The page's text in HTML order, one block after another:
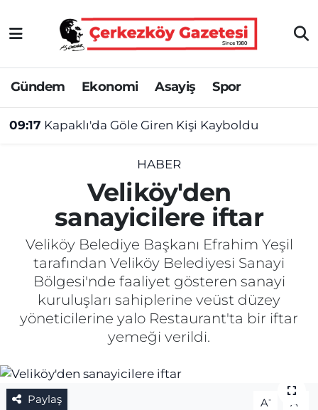
Gündem Ekonomi Asayiş Spor
09:17 Kapaklı'da Göle Giren Kişi Kayboldu
HABER
Veliköy'den
sanayicilere iftar
Veliköy Belediye Başkanı Efrahim Yeşil
tarafından Veliköy Belediyesi Sanayi
Bölgesi'nde faaliyet gösteren sanayi
kuruluşları sahiplerine veüst düzey
yöneticilerine yalo Restaurant'ta bir iftar
yemeği verildi.
Paylaş A- A
Asayiş
Ekonomi
Gündem
Kültür&Sanat
Manşet
SAĞLIK
Spor
Gizlilik Sözleşmesi
İletişim
Tekirdağ Nöbetçi Eczaneler
Tekirdağ Hava Durumu
Tekirdağ Namaz Vakitleri
Tekirdağ Trafik Yoğunluk Haritası
Süper Lig Puan Durumu ve Fikstür
Tüm Manşetler
Son Dakika Haberleri
Haber Arşivi